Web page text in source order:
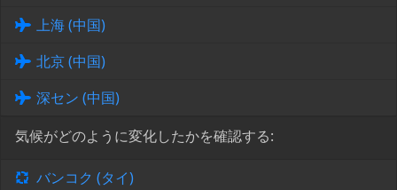
上海 (中国)
北京 (中国)
深セン (中国)
気候がどのように変化したかを確認する:
バンコク (タイ)